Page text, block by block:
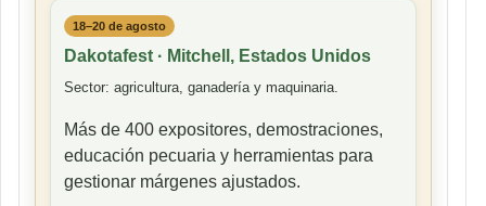
18–20 de agosto
Dakotafest · Mitchell, Estados Unidos
Sector: agricultura, ganadería y maquinaria.
Más de 400 expositores, demostraciones,
educación pecuaria y herramientas para
gestionar márgenes ajustados.